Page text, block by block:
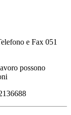
e Fax 051
possono